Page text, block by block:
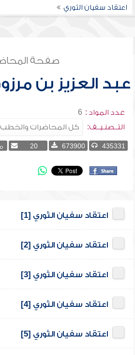
اعتقاد سفيان الثوري
صفحة
عبد العزيز بن
عدد المواد : 6
التــصنـيــف:
435331
673900
20
اعتقاد سفيان الثوري [1]
اعتقاد سفيان الثوري [2]
اعتقاد سفيان الثوري [3]
اعتقاد سفيان الثوري [4]
اعتقاد سفيان الثوري [5]